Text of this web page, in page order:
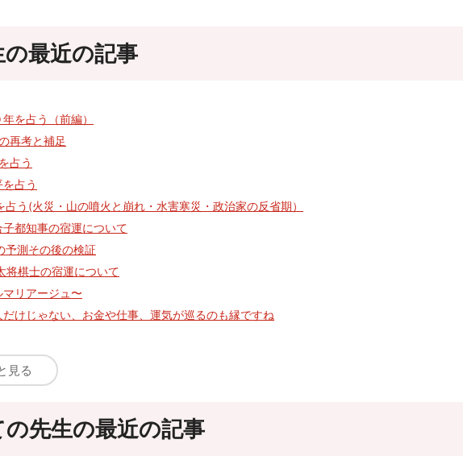
の最近の記事
を占う（前編）
再考と補足
占う
占う
占う(火災・山の噴火と崩れ・水害寒災・政治家の反省期）
子都知事の宿運について
予測その後の検証
将棋士の宿運について
マリアージュ〜
だけじゃない、お金や仕事、運気が巡るのも縁ですね
見る
の先生の最近の記事